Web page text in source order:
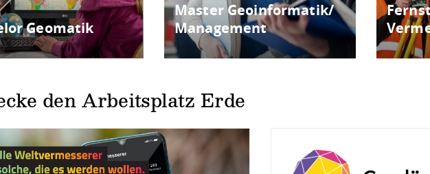
Geomatik
Master Geoinformatik/
Management
den Arbeitsplatz Erde